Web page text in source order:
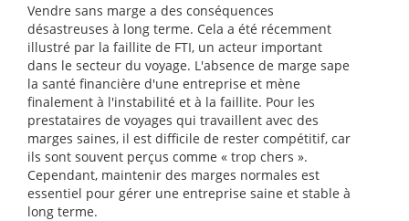
Vendre sans marge a des conséquences
désastreuses à long terme. Cela a été récemment
illustré par la faillite de FTI, un acteur important
dans le secteur du voyage. L'absence de marge sape
la santé financière d'une entreprise et mène
finalement à l'instabilité et à la faillite. Pour les
prestataires de voyages qui travaillent avec des
marges saines, il est difficile de rester compétitif, car
ils sont souvent perçus comme « trop chers ».
Cependant, maintenir des marges normales est
essentiel pour gérer une entreprise saine et stable à
long terme.